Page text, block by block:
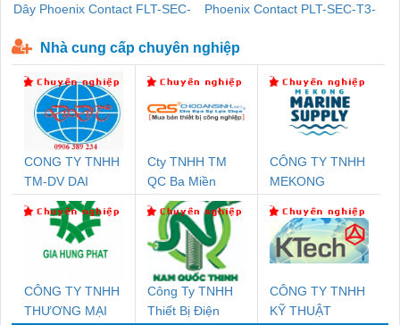
Dây Phoenix Contact FLT-SEC-
Phoenix Contact PLT-SEC-T3-
Nhà cung cấp chuyên nghiệp
CONG TY TNHH
TM-DV DAI
DONG THANH
Cty TNHH TM
QC Ba Miền
CÔNG TY TNHH
MEKONG
SUPPLY
CÔNG TY TNHH
THƯƠNG MẠI
Công Ty TNHH
Thiết Bị Điện
CÔNG TY TNHH
KỸ THUẬT